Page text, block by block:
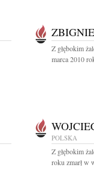
Z głębokim
marca 2010
POLSKA
Z głębokim
roku zmarł w